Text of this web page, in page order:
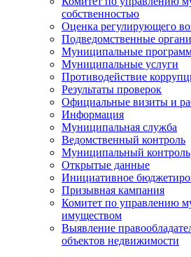
собственностью
Оценка регулирующего
Подведомственные
Муниципальные
Муниципальные услуги
Противодействие
Результаты проверок
Официальные визиты и
Информация
Муниципальная служба
Ведомственный контроль
Муниципальный контроль
Открытые данные
Инициативное
Призывная кампания
Комитет по управлению
имуществом
Выявление
объектов недвижимости